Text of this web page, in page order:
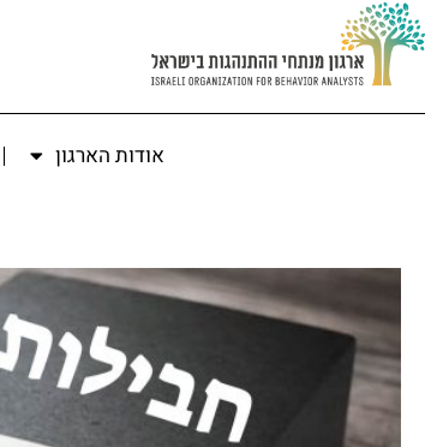
אודות הארגון